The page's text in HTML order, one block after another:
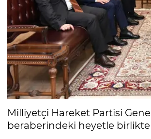
Milliyetçi Hareket Partisi
beraberindeki heyetle birlikte